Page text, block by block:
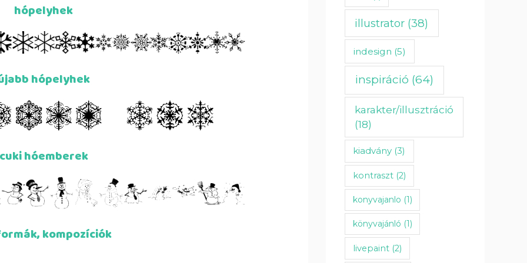
hópelyhek
hópelyhek
hóemberek
kompozíciók
illustrator (38)
indesign (5)
inspiráció (64)
karakter/illusztráció
(18)
kiadvány (3)
kontraszt (2)
konyvajanlo (1)
könyvajánló (1)
livepaint (2)